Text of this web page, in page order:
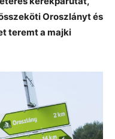
Oroszlányt és
teremt a majki